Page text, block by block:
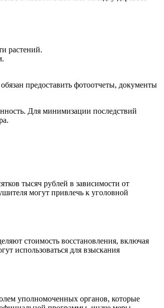
растений.
предоставить фотоотчеты, документы
Для минимизации последствий
тысяч рублей в зависимости от
могут привлечь к уголовной
стоимость восстановления, включая
использоваться для взыскания
уполномоченных органов, которые